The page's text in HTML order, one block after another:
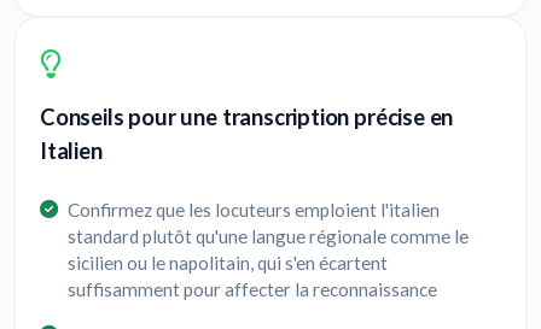
Conseils pour une transcription précise en
Italien
Confirmez que les locuteurs emploient l'italien
standard plutôt qu'une langue régionale comme le
sicilien ou le napolitain, qui s'en écartent
suffisamment pour affecter la reconnaissance